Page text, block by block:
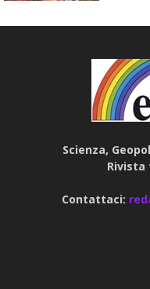
Scienza,
Rivista
Contattaci: